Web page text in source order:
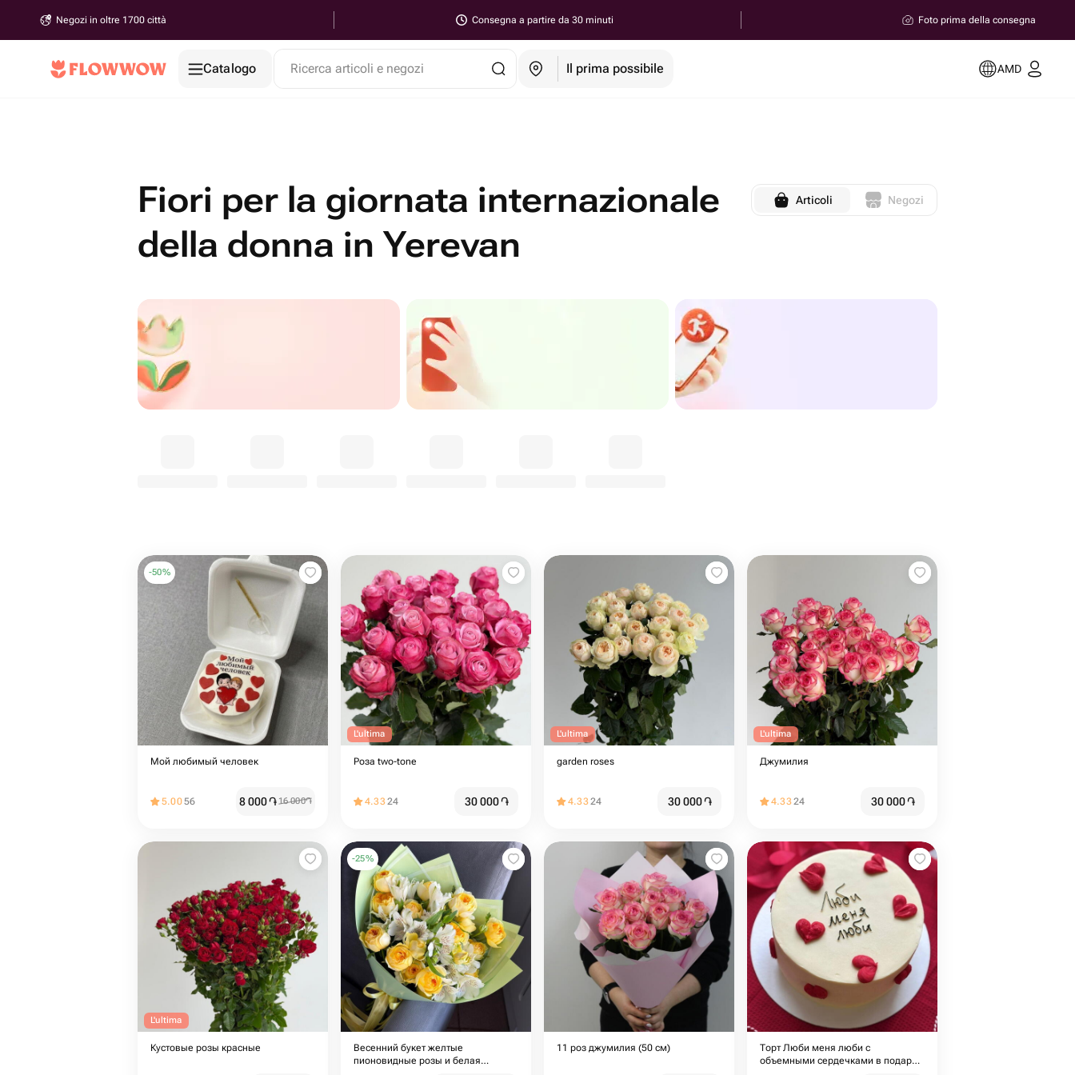
Negozi in oltre 1700 città Consegna a partire da 30 minuti Foto prima della consegna
Catalogo Ricerca articoli e negozi Il prima possibile AMD
Fiori per la giornata internazionale
della donna in Yerevan
Articoli Negozi
-50%
Мой любимый человек ️
5.0056 8 000֏16 000֏
L'ultima
Роза two-tone
4.3324 30 000֏
L'ultima
garden roses
4.3324 30 000֏
L'ultima
Джумилия
4.3324 30 000֏
L'ultima
Кустовые розы красные
-25%
Весенний букет желтые
пионовидные розы и белая
11 роз джумилия (50 см)
Торт Люби меня люби с
объемными сердечками в подарок